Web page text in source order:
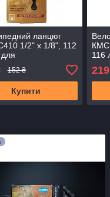
ланцюг
1/2" x 1/8", 112
152 ₴
Купити
КМС
116
219